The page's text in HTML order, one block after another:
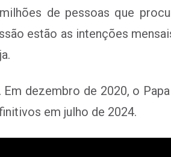
de pessoas que
estão as intenções
dezembro de 2020, o
em julho de 2024.